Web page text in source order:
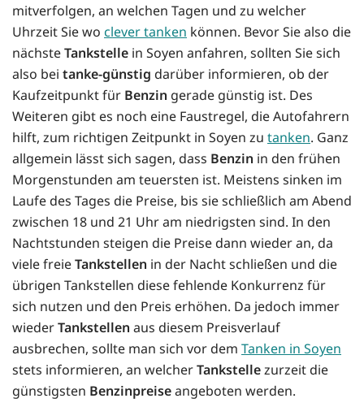
mitverfolgen, an welchen Tagen und zu welcher
Uhrzeit Sie wo clever tanken können. Bevor Sie also die
nächsteTankstelle in Soyen anfahren, sollten Sie sich
also bei tanke-günstig darüber informieren, ob der
Kaufzeitpunkt für Benzin gerade günstig ist. Des
Weiteren gibt es noch eine Faustregel, die Autofahrern
hilft, zum richtigen Zeitpunkt in Soyen zu tanken. Ganz
allgemein lässt sich sagen, dass Benzin in den frühen
Morgenstunden am teuersten ist. Meistens sinken im
Laufe des Tages die Preise, bis sie schließlich am Abend
zwischen 18 und 21 Uhr am niedrigsten sind. In den
Nachtstunden steigen die Preise dann wieder an, da
viele freieTankstellen in der Nacht schließen und die
übrigen Tankstellen diese fehlende Konkurrenz für
sich nutzen und den Preis erhöhen. Da jedoch immer
wiederTankstellen aus diesem Preisverlauf
ausbrechen, sollte man sich vor dem Tanken in Soyen
stets informieren, an welcherTankstellezurzeit die
günstigsten Benzinpreiseangeboten werden.